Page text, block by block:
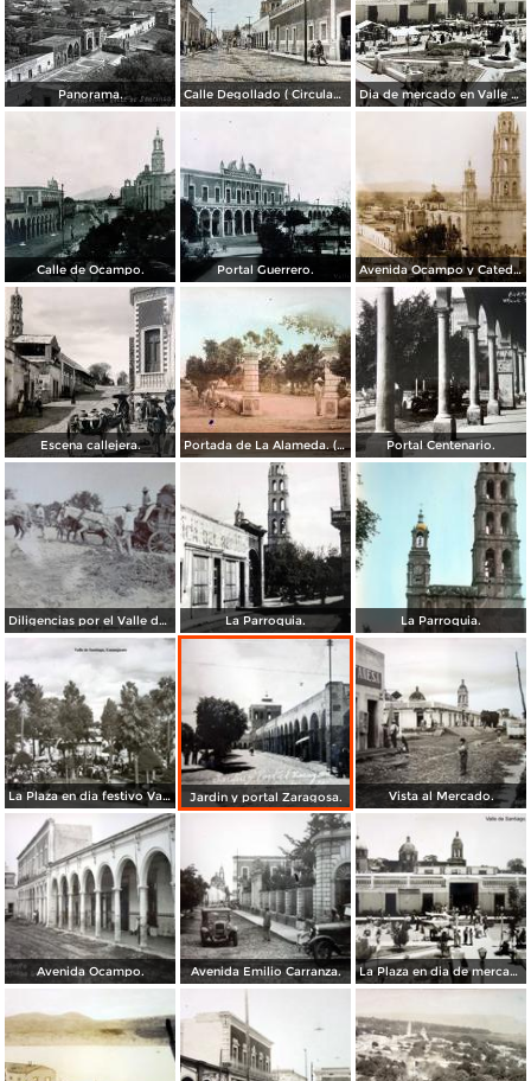
Panorama. Calle Degollado ( Circulada el dia 2 de Enero de 1928 ) . Dia de mercado en Valle de Santiago, Guanajuato.
Calle de Ocampo. Portal Guerrero. Avenida Ocampo y Catedral en Valle de Santiago, Guanajuato. ( Circulada el 18 de Abril de 1931 ).
Escena callejera. Portada de La Alameda. ( Circulada el 23 de Mayo de 1948 ). Portal Centenario.
Diligencias por el Valle de Santiago, Guanajuato. La Parroquia. La Parroquia.
La Plaza en dia festivo Valle de Santiago, Guanajuato. Jardin y portal Zaragosa. Vista al Mercado.
Avenida Ocampo. Avenida Emilio Carranza. La Plaza en dia de mercado Valle de Santiago, Guanajuato.